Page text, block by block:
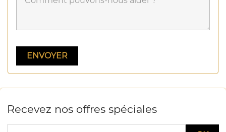
Recevez nos offres spéciales